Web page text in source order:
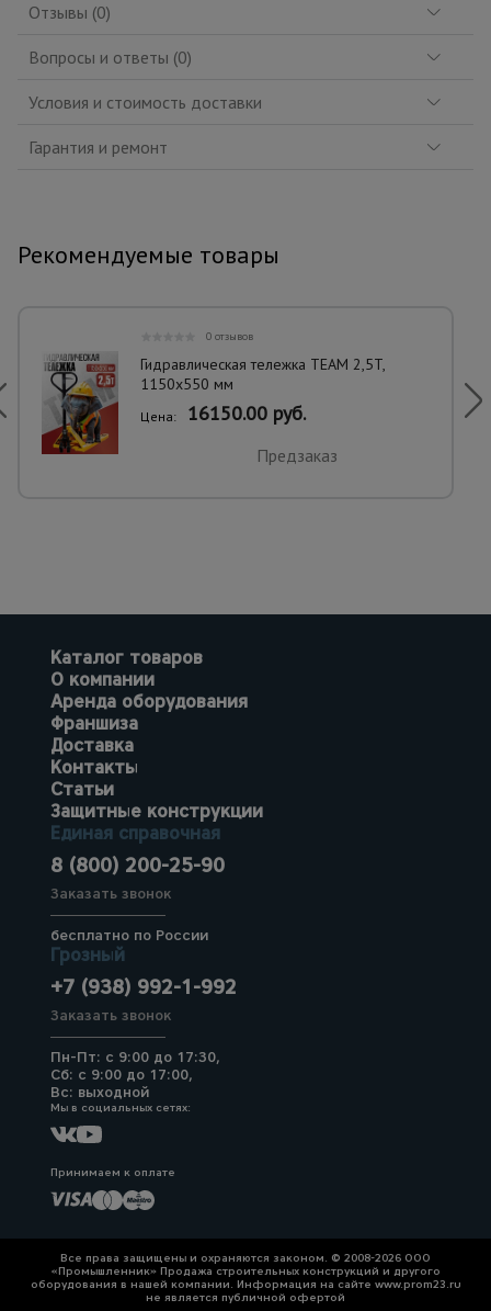
Отзывы (0)
Вопросы и ответы (0)
Условия и стоимость доставки
Гарантия и ремонт
Рекомендуемые товары
0 отзывов
Гидравлическая тележка TEAM 2,5T,
1150х550 мм
Цена: 16150.00 руб.
Предзаказ
Каталог товаров
О компании
Аренда оборудования
Франшиза
Доставка
Контакты
Статьи
Защитные конструкции
Единая справочная
8 (800) 200-25-90
Заказать звонок
бесплатно по России
Грозный
+7 (938) 992-1-992
Заказать звонок
Пн-Пт: с 9:00 до 17:30,
Сб: с 9:00 до 17:00,
Вс: выходной
Мы в социальных сетях:
Принимаем к оплате
Все права защищены и охраняются законом. © 2008-2026 ООО
«Промышленник» Продажа строительных конструкций и другого
оборудования в нашей компании. Информация на сайте www.prom23.ru
не является публичной офертой